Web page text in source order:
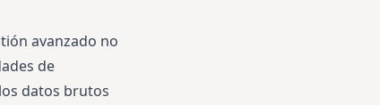
avanzado no
de
datos brutos